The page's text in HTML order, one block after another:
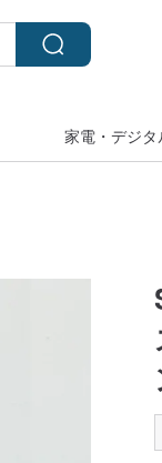
家電・デジタ